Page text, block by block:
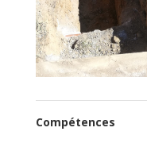
Compétences